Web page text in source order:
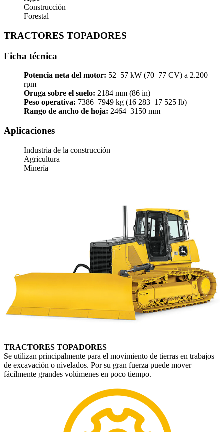
Construcción
Forestal
TRACTORES TOPADORES
Ficha técnica
Potencia neta del motor: 52–57 kW (70–77 CV) a 2.200
rpm
Oruga sobre el suelo: 2184 mm (86 in)
Peso operativa: 7386–7949 kg (16 283–17 525 lb)
Rango de ancho de hoja: 2464–3150 mm
Aplicaciones
Industria de la construcción
Agricultura
Minería
TRACTORES TOPADORES
Se utilizan principalmente para el movimiento de tierras en trabajos
de excavación o nivelados. Por su gran fuerza puede mover
fácilmente grandes volúmenes en poco tiempo.